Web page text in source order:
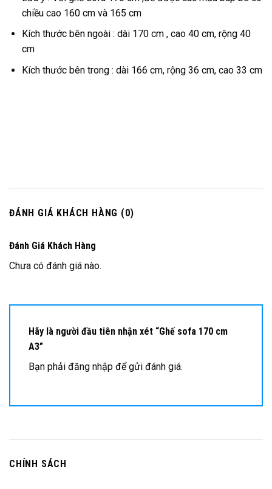
chiều cao 160 cm và 165 cm
Kích thước bên ngoài : dài 170 cm , cao 40 cm, rộng 40
cm
Kích thước bên trong : dài 166 cm, rộng 36 cm, cao 33 cm
ĐÁNH GIÁ KHÁCH HÀNG (0)
Đánh Giá Khách Hàng
Chưa có đánh giá nào.
Hãy là người đầu tiên nhận xét “Ghế sofa 170 cm
A3”
Bạn phải đăng nhập để gửi đánh giá.
CHÍNH SÁCH